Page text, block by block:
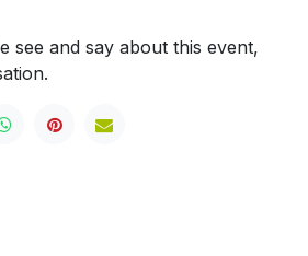
see and say about this event,